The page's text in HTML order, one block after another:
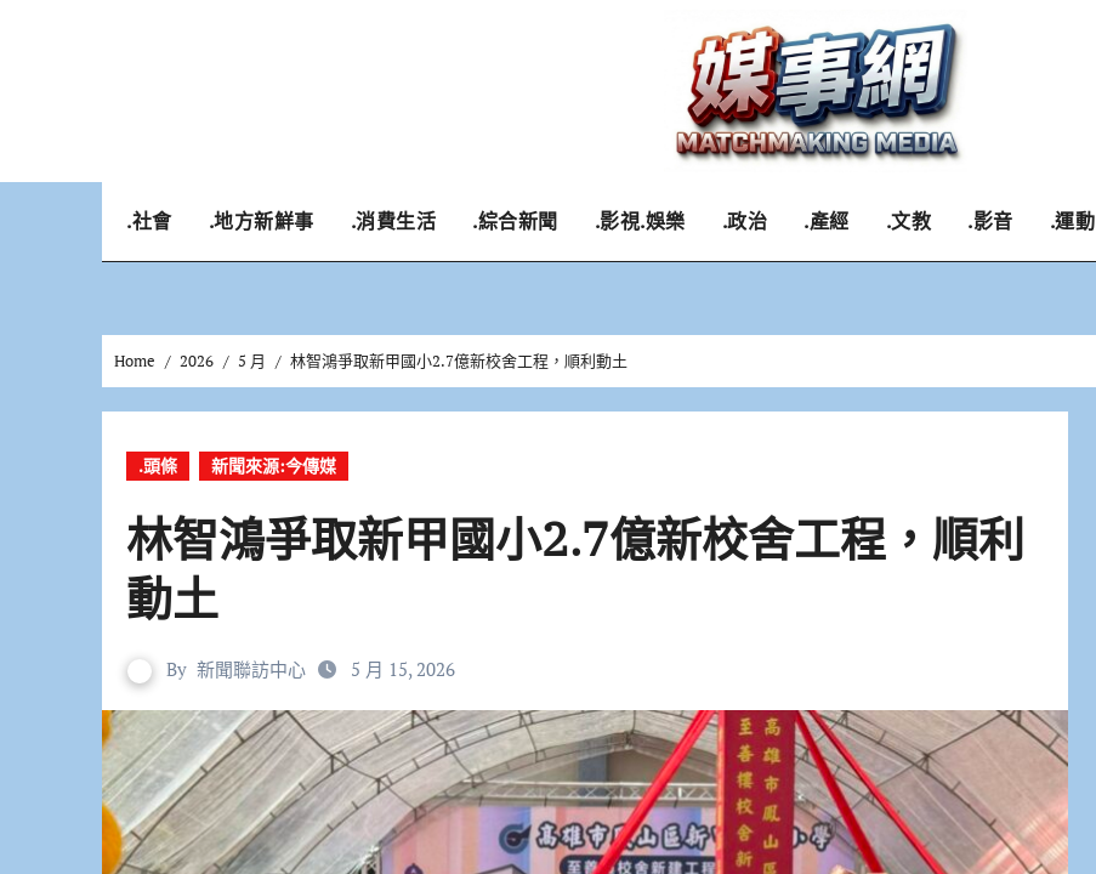
.社會 .地方新鮮事 .消費生活 .綜合新聞 .影視.娛樂 .政治 .產經 .文教 .影音 .運動
Home 2026 5 月 林智鴻爭取新甲國小2.7億新校舍工程，順利動土
.頭條 新聞來源:今傳媒
林智鴻爭取新甲國小2.7億新校舍工程，順利
動土
By 新聞聯訪中心 5 月 15, 2026